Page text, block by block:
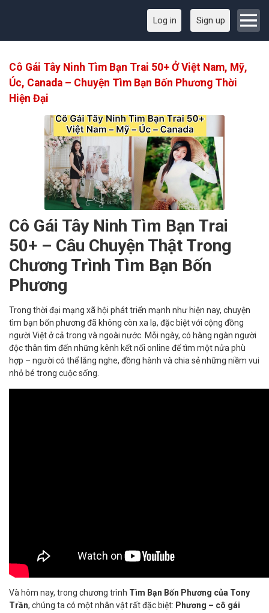
Log in Sign up
Cô Gái Tây Ninh Tìm Bạn Trai 50+ Ở Việt Nam, Mỹ,
Úc, Canada – Chuyện Tìm Bạn Bốn Phương Thời
Hiện Đại
Cô Gái Tây Ninh Tìm Bạn Trai
50+ – Câu Chuyện Thật Trong
Chương Trình Tìm Bạn Bốn
Phương
Trong thời đại mạng xã hội phát triển mạnh như hiện nay, chuyện
tìm bạn bốn phương đã không còn xa lạ, đặc biệt với cộng đồng
người Việt ở cả trong và ngoài nước. Mỗi ngày, có hàng ngàn người
độc thân tìm đến những kênh kết nối online để tìm một nửa phù
hợp – người có thể lắng nghe, đồng hành và chia sẻ những niềm vui
nhỏ bé trong cuộc sống.
Và hôm nay, trong chương trình Tìm Bạn Bốn Phương của Tony
Trần, chúng ta có một nhân vật rất đặc biệt: Phương – cô gái